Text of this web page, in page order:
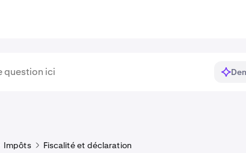
Impôts Fiscalité et déclaration